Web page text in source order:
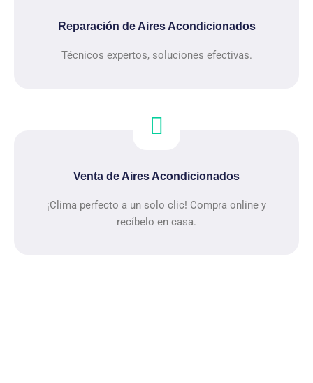
Reparación de Aires Acondicionados
Técnicos expertos, soluciones efectivas.
Venta de Aires Acondicionados
¡Clima perfecto a un solo clic! Compra online y
recíbelo en casa.